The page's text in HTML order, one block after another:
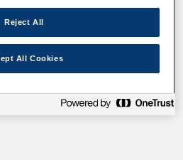
Reject All
All Cookies